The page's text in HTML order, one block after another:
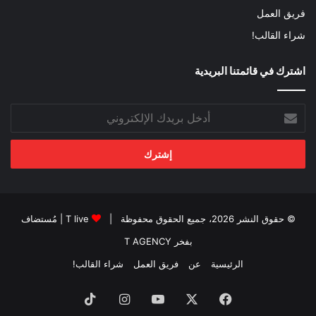
فريق العمل
شراء القالب!
اشترك في قائمتنا البريدية
بريدك
الإلكتروني
© حقوق النشر 2026، جميع الحقوق محفوظة | T live | مُستضاف
بفخر T AGENCY
الرئيسية
عن فريق العمل شراء القالب!
فيسبوك ‫YouTubeانستقرام